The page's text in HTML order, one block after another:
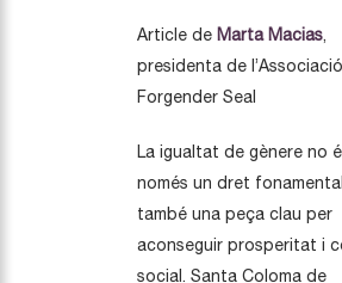
Article de Marta Macias,
presidenta de l’Associació
Forgender Seal
La igualtat de gènere no
només un dret
també una peça clau per
aconseguir prosperitat i
social. Santa Coloma de